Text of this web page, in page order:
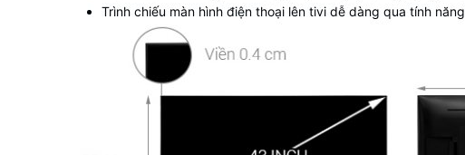
Trình chiếu màn hình điện thoại lên tivi dễ dàng qua tính năng